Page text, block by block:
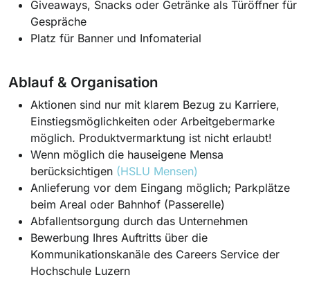
Giveaways, Snacks oder Getränke als Türöffner für
Gespräche
Platz für Banner und Infomaterial
Ablauf & Organisation
Aktionen sind nur mit klarem Bezug zu Karriere,
Einstiegsmöglichkeiten oder Arbeitgebermarke
möglich. Produktvermarktung ist nicht erlaubt!
Wenn möglich die hauseigene Mensa
berücksichtigen (HSLU Mensen)
Anlieferung vor dem Eingang möglich; Parkplätze
beim Areal oder Bahnhof (Passerelle)
Abfallentsorgung durch das Unternehmen
Bewerbung Ihres Auftritts über die
Kommunikationskanäle des Careers Service der
Hochschule Luzern